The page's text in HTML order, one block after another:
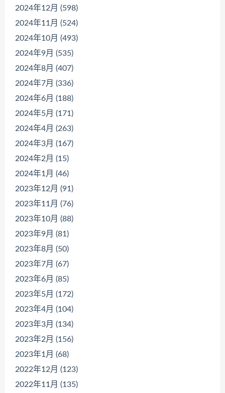
2024年12月 (598)
2024年11月 (524)
2024年10月 (493)
2024年9月 (535)
2024年8月 (407)
2024年7月 (336)
2024年6月 (188)
2024年5月 (171)
2024年4月 (263)
2024年3月 (167)
2024年2月 (15)
2024年1月 (46)
2023年12月 (91)
2023年11月 (76)
2023年10月 (88)
2023年9月 (81)
2023年8月 (50)
2023年7月 (67)
2023年6月 (85)
2023年5月 (172)
2023年4月 (104)
2023年3月 (134)
2023年2月 (156)
2023年1月 (68)
2022年12月 (123)
2022年11月 (135)